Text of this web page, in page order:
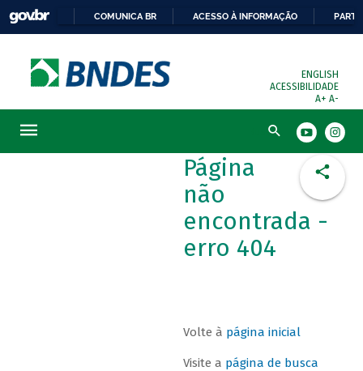
COMUNICA BR ACESSO À INFORMAÇÃO
ENGLISH
ACESSIBILIDADE
A+ A-
Busca
Página
não
encontrada -
erro 404
Volte à página inicial
Visite a página de busca